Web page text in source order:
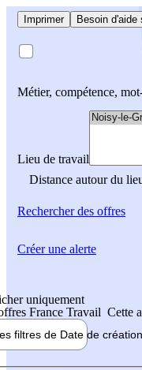
Imprimer Besoin d'aide
Métier, compétence,
Lieu de travail
Distance autour du
Rechercherdes offres
uniquement
France Travail Cette
filtres de Date de création
Créer une alerte